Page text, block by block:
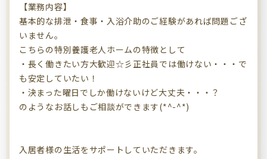
【業務内容】
基本的な排泄・食事・入浴介助のご経験があれば問題ござ
いません。
こちらの特別養護老人ホームの特徴として
・長く働きたい方大歓迎☆彡正社員では働けない・・・で
も安定していたい！
・決まった曜日でしか働けないけど大丈夫・・・？
のようなお話しもご相談ができます(*^-^*)
入居者様の生活をサポートしていただきます。